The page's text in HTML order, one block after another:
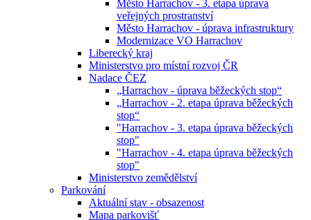
Město Harrachov - 3. etapa úprava
veřejných prostranství
Město Harrachov - úprava infrastruktury
Modernizace VO Harrachov
Liberecký kraj
Ministerstvo pro místní rozvoj ČR
Nadace ČEZ
„Harrachov - úprava běžeckých stop“
„Harrachov - 2. etapa úprava běžeckých
stop“
"Harrachov - 3. etapa úprava běžeckých
stop"
"Harrachov - 4. etapa úprava běžeckých
stop"
Ministerstvo zemědělství
Parkování
Aktuální stav - obsazenost
Mapa parkovišť